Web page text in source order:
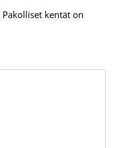
Pakolliset kentät on